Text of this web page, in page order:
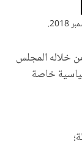
الذي أيد من خلاله المجلس
خاصة